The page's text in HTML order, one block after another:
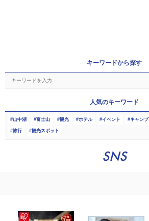
キーワードから探す
人気のキーワード
山中湖 富士山 観光 ホテル イベント キャンプ
旅行 観光スポット
SNS